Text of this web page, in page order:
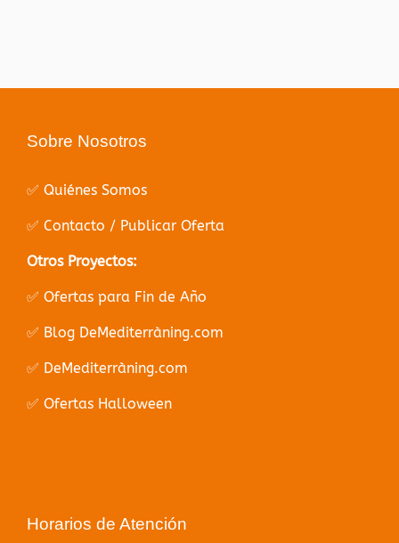
Sobre Nosotros
✅ Quiénes Somos
✅ Contacto / Publicar Oferta
Otros Proyectos:
✅ Ofertas para Fin de Año
✅ Blog DeMediterràning.com
✅ DeMediterràning.com
✅ Ofertas Halloween
Horarios de Atención